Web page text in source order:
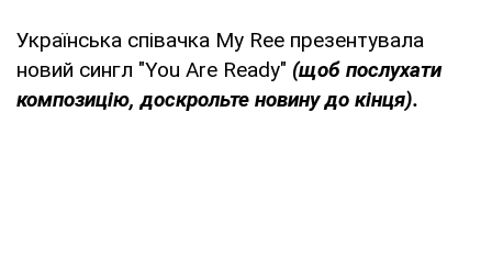
Українська співачка My Ree презентувала
новий сингл "You Are Ready" (щоб послухати
композицію, доскрольте новину до кінця).